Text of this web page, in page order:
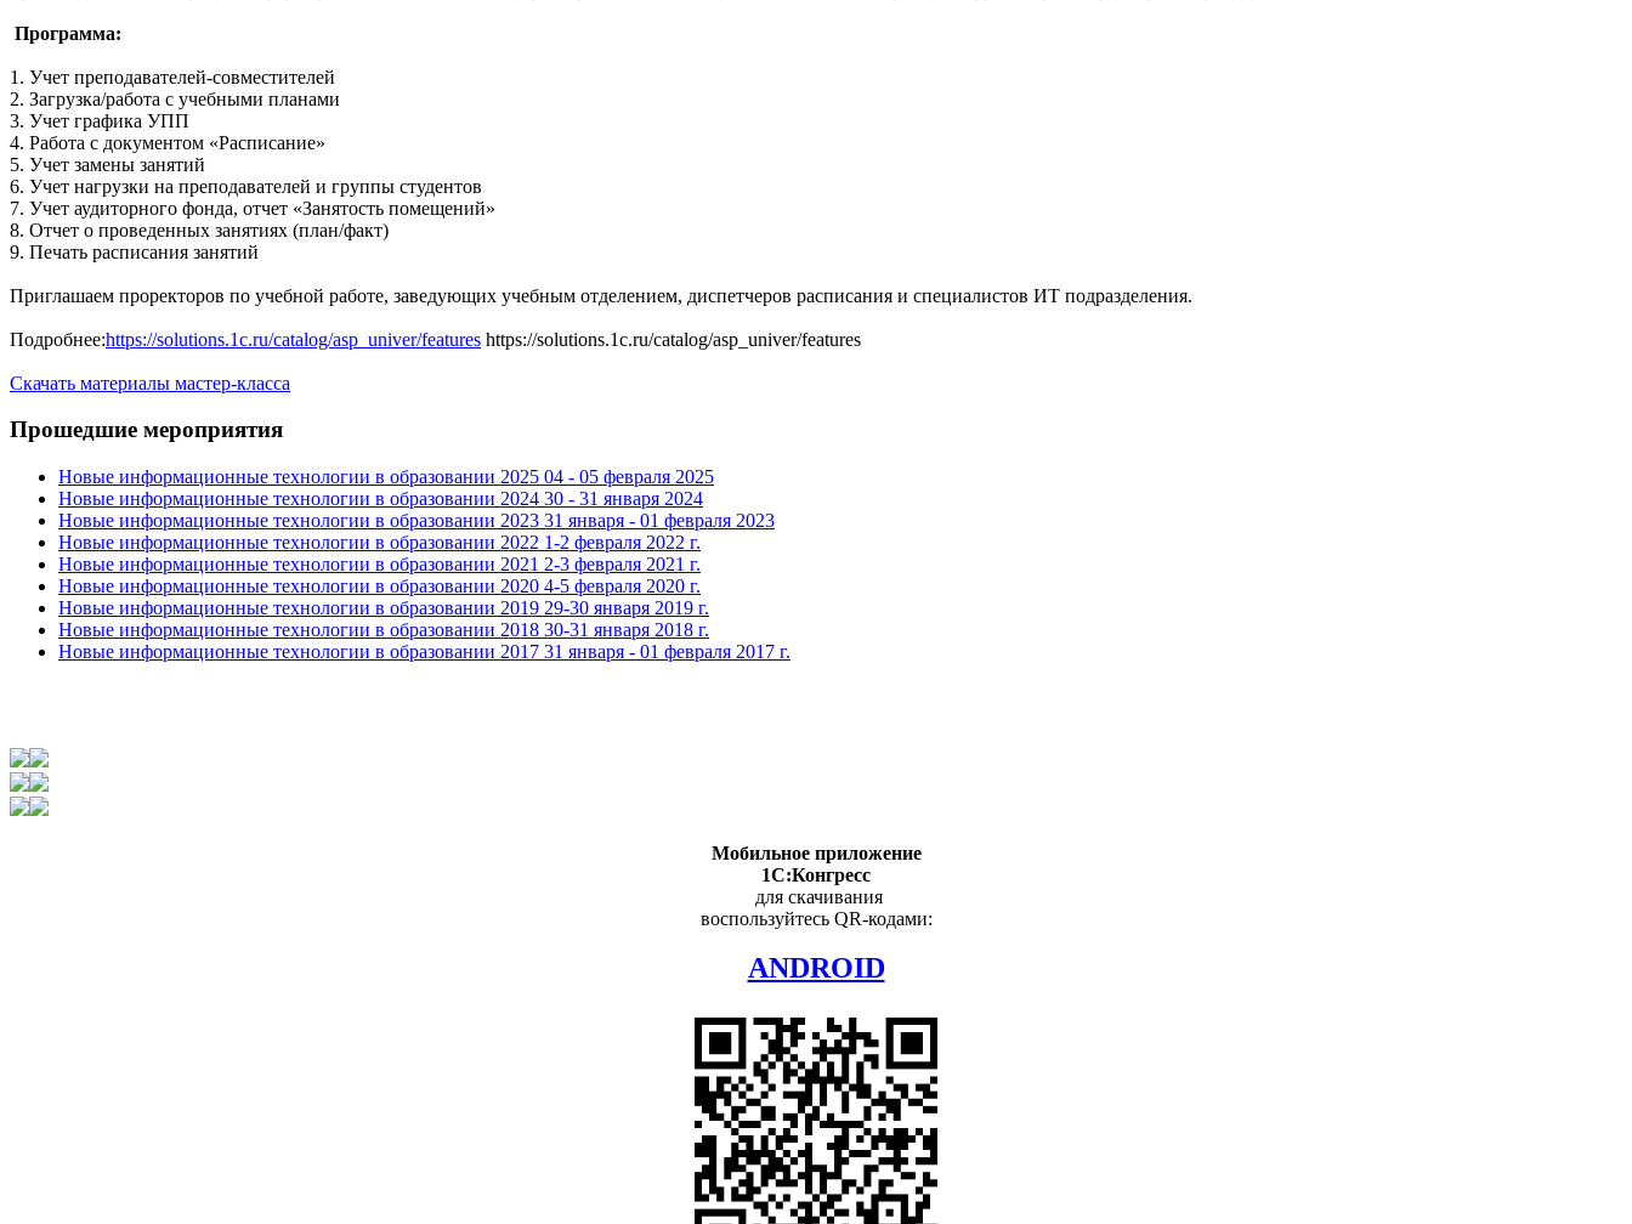
Программа:
1. Учет преподавателей-совместителей
2. Загрузка/работа с учебными планами
3. Учет графика УПП
4. Работа с документом «Расписание»
5. Учет замены занятий
6. Учет нагрузки на преподавателей и группы студентов
7. Учет аудиторного фонда, отчет «Занятость помещений»
8. Отчет о проведенных занятиях (план/факт)
9. Печать расписания занятий
Приглашаем проректоров по учебной работе, заведующих учебным отделением, диспетчеров расписания и специалистов ИТ подразделения.
Подробнее:https://solutions.1c.ru/catalog/asp_univer/features https://solutions.1c.ru/catalog/asp_univer/features
Скачать материалы мастер-класса
Прошедшие мероприятия
Новые информационные технологии в образовании 2025 04 - 05 февраля 2025
Новые информационные технологии в образовании 2024 30 - 31 января 2024
Новые информационные технологии в образовании 2023 31 января - 01 февраля 2023
Новые информационные технологии в образовании 2022 1-2 февраля 2022 г.
Новые информационные технологии в образовании 2021 2-3 февраля 2021 г.
Новые информационные технологии в образовании 2020 4-5 февраля 2020 г.
Новые информационные технологии в образовании 2019 29-30 января 2019 г.
Новые информационные технологии в образовании 2018 30-31 января 2018 г.
Новые информационные технологии в образовании 2017 31 января - 01 февраля 2017 г.
Мобильное приложение
1С:Конгресс
для скачивания
воспользуйтесь QR-кодами:
ANDROID